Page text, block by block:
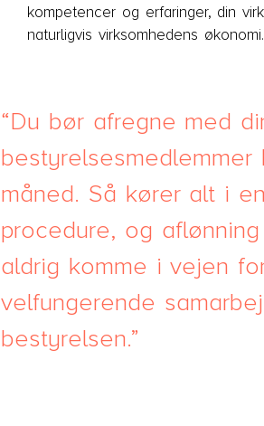
kompetencer og erfaringer, din
naturligvis virksomhedens økonomi.
Du bør afregne med
bestyrelsesmedlemmer
måned. Så kører alt i
procedure, og
aldrig komme i vejen
velfungerende
bestyrelsen.